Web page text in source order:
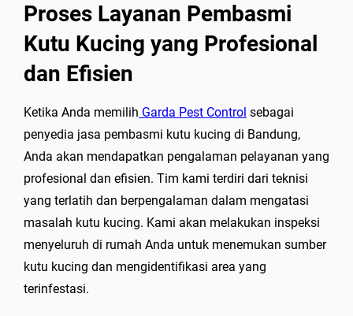
Proses Layanan Pembasmi
Kutu Kucing yang Profesional
dan Efisien
Ketika Anda memilih Garda Pest Control sebagai
penyedia jasa pembasmi kutu kucing di Bandung,
Anda akan mendapatkan pengalaman pelayanan yang
profesional dan efisien. Tim kami terdiri dari teknisi
yang terlatih dan berpengalaman dalam mengatasi
masalah kutu kucing. Kami akan melakukan inspeksi
menyeluruh di rumah Anda untuk menemukan sumber
kutu kucing dan mengidentifikasi area yang
terinfestasi.